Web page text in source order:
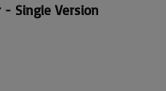
- Single Version